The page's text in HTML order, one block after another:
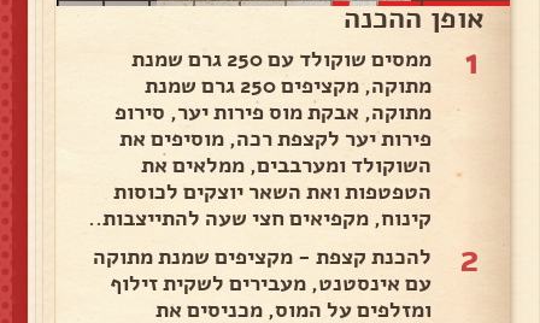
אופן ההכנה
1
ממסים שוקולד עם 250 גרם שמנת
מתוקה, מקציפים 250 גרם שמנת
מתוקה, אבקת מוס פירות יער, סירופ
פירות יער לקצפת רכה, מוסיפים את
השוקולד ומערבבים, ממלאים את
הטפטפות ואת השאר יוצקים לכוסות
קינוח, מקפיאים חצי שעה להתייצבות..
2
להכנת קצפת - מקציפים שמנת מתוקה
עם אינסטנט, מעבירים לשקית זילוף
ומזלפים על המוס, מכניסים את